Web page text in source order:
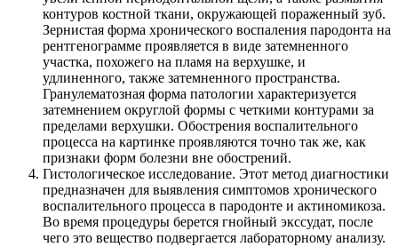
контуров костной ткани, окружающей пораженный зуб.
Зернистая форма хронического воспаления пародонта на
рентгенограмме проявляется в виде затемненного
участка, похожего на пламя на верхушке, и
удлиненного, также затемненного пространства.
Гранулематозная форма патологии характеризуется
затемнением округлой формы с четкими контурами за
пределами верхушки. Обострения воспалительного
процесса на картинке проявляются точно так же, как
признаки форм болезни вне обострений.
Гистологическое исследование. Этот метод диагностики
предназначен для выявления симптомов хронического
воспалительного процесса в пародонте и актиномикоза.
Во время процедуры берется гнойный экссудат, после
чего это вещество подвергается лабораторному анализу.